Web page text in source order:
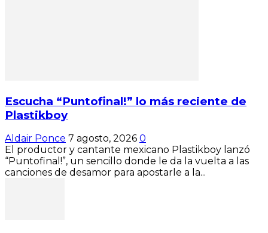
Escucha “Puntofinal!” lo más reciente de
Plastikboy
Aldair Ponce 7 agosto, 2026 0
El productor y cantante mexicano Plastikboy lanzó
“Puntofinal!”, un sencillo donde le da la vuelta a las
canciones de desamor para apostarle a la...